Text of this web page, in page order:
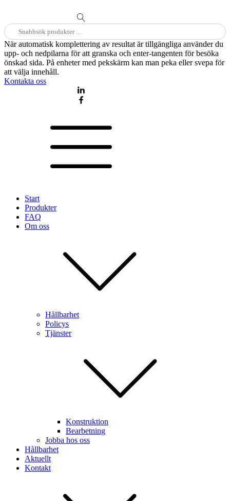
Sök
efter:
När automatisk komplettering av resultat är tillgängliga använder du
upp- och nedpilarna för att granska och enter-tangenten för besöka
önskad sida. På enheter med pekskärm kan man peka eller svepa för
att välja innehåll.
Kontakta oss
Start
Produkter
FAQ
Om oss
Hållbarhet
Policys
Tjänster
Konstruktion
Bearbetning
Jobba hos oss
Hållbarhet
Aktuellt
Kontakt